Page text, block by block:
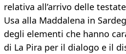
relativa all’arrivo delle
Usa alla Maddalena in
degli elementi che hanno
di La Pira per il dialogo e il